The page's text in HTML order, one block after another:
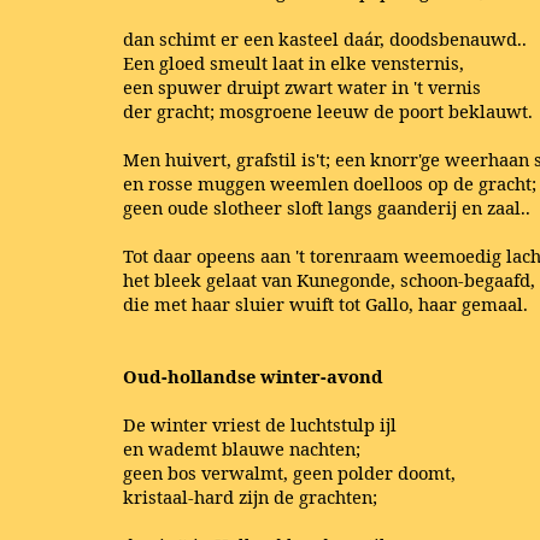
dan schimt er een kasteel daár, doodsbenauwd..
Een gloed smeult laat in elke vensternis,
een spuwer druipt zwart water in 't vernis
der gracht; mosgroene leeuw de poort beklauwt.
Men huivert, grafstil is't; een knorr'ge weerhaan
en rosse muggen weemlen doelloos op de gracht;
geen oude slotheer sloft langs gaanderij en zaal..
Tot daar opeens aan 't torenraam weemoedig
het bleek gelaat van Kunegonde, schoon-begaafd,
die met haar sluier wuift tot Gallo, haar gemaal.
Oud-hollandse winter-avond
De winter vriest de luchtstulp ijl
en wademt blauwe nachten;
geen bos verwalmt, geen polder doomt,
kristaal-hard zijn de grachten;